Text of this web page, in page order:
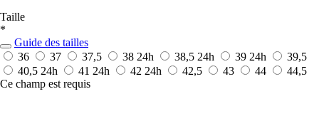
Taille
*
Guide des tailles
36
37 37,5 38 24h 38,5 24h 39 24h
39,5
40,5 24h 41 24h 42 24h 42,5 43 44
44,5
Ce champ est requis